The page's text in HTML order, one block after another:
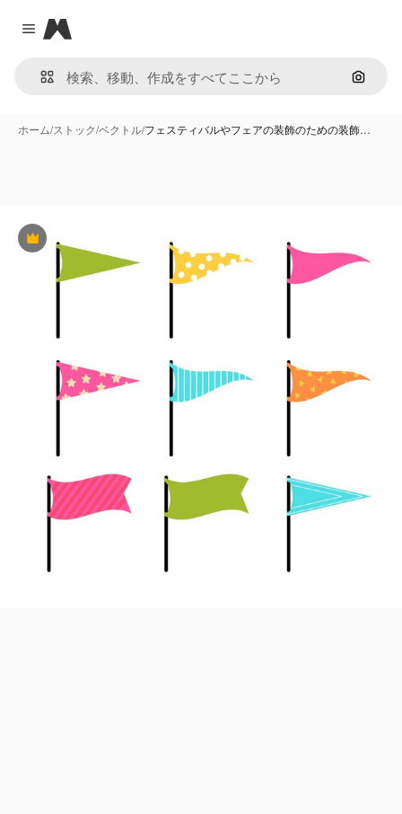
Close menu
Magnific
画像で
ホーム/ストック/ベクトル/フェスティバルやフェアの装飾のための装飾…
Premium